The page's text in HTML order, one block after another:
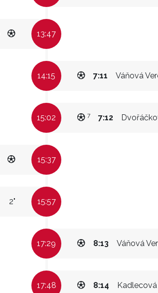
13:47
14:15 Váňová
7:11
15:02 7:12
7
15:37
2" 15:57
17:29 Váňová
8:13
17:48 8:14